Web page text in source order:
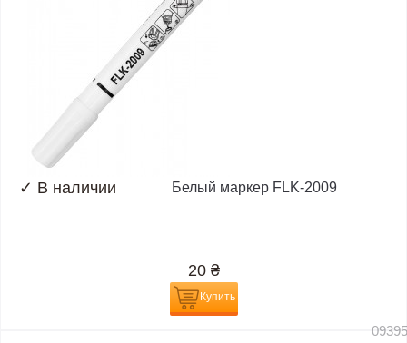
✓ В наличии Белый маркер FLK-2009
20 ₴
Купить